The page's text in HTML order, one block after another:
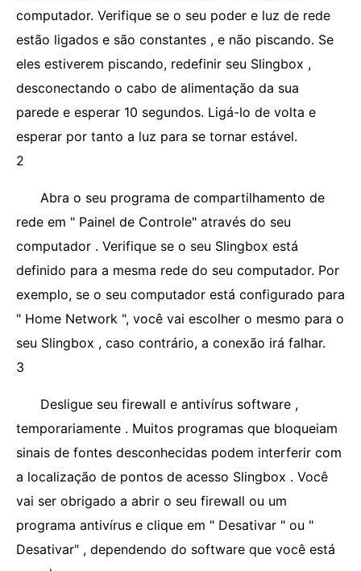
computador. Verifique se o seu poder e luz de rede
estão ligados e são constantes , e não piscando. Se
eles estiverem piscando, redefinir seu Slingbox ,
desconectando o cabo de alimentação da sua
parede e esperar 10 segundos. Ligá-lo de volta e
esperar por tanto a luz para se tornar estável.
2
Abra o seu programa de compartilhamento de
rede em " Painel de Controle" através do seu
computador . Verifique se o seu Slingbox está
definido para a mesma rede do seu computador. Por
exemplo, se o seu computador está configurado para
" Home Network ", você vai escolher o mesmo para o
seu Slingbox , caso contrário, a conexão irá falhar.
3
Desligue seu firewall e antivírus software ,
temporariamente . Muitos programas que bloqueiam
sinais de fontes desconhecidas podem interferir com
a localização de pontos de acesso Slingbox . Você
vai ser obrigado a abrir o seu firewall ou um
programa antivírus e clique em " Desativar " ou "
Desativar" , dependendo do software que você está